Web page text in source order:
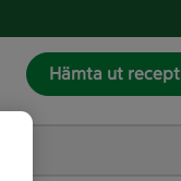
Hämta ut recept